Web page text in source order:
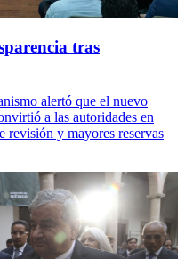
tras
alertó que el nuevo
a las autoridades en
revisión y mayores reservas